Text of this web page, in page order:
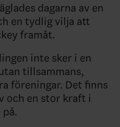
dagarna av en
en tydlig vilja att
framåt.
inte sker i en
tillsammans,
föreningar. Det finns
och en stor kraft i